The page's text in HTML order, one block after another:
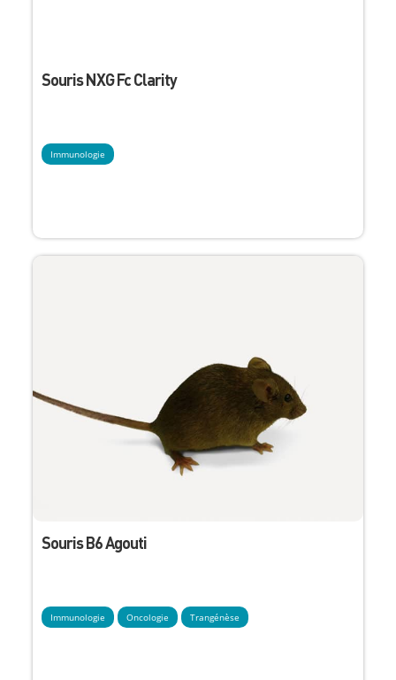
Souris NXG Fc Clarity
Immunologie
Souris B6 Agouti
Immunologie Oncologie Trangénèse